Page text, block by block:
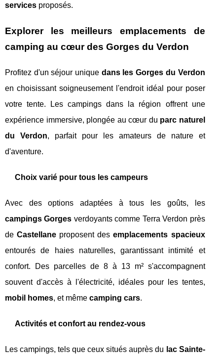
services proposés.
Explorer les meilleurs emplacements de
camping au cœur des Gorges du Verdon
Profitez d'un séjour unique dans les Gorges du Verdon
en choisissant soigneusement l'endroit idéal pour poser
votre tente. Les campings dans la région offrent une
expérience immersive, plongée au cœur du parc naturel
du Verdon, parfait pour les amateurs de nature et
d'aventure.
Choix varié pour tous les campeurs
Avec des options adaptées à tous les goûts, les
campings Gorges verdoyants comme Terra Verdon près
deCastellane proposent desemplacements spacieux
entourés de haies naturelles, garantissant intimité et
confort. Des parcelles de 8 à 13 m² s'accompagnent
souvent d'accès à l'électricité, idéales pour les tentes,
mobil homes, et même camping cars.
Activités et confort au rendez-vous
Les campings, tels que ceux situés auprès du lac Sainte-